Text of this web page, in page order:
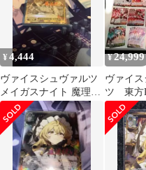
¥4,444
ヴァイスシュヴァルツ
メイガスナイト 魔理沙
SR☆3
¥24,999
ヴァイ
ツ 東方
下4コン
欠損